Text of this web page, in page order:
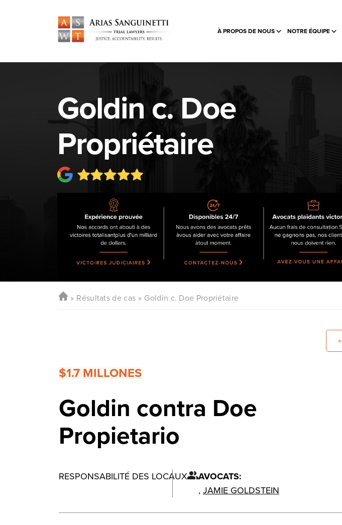
À PROPOS DE NOUS NOTRE ÉQUIPE
Goldin c. Doe
Propriétaire
Résultats de cas Goldin c. Doe Propriétaire
$1.7 MILLONES
Goldin contra Doe
Propietario
RESPONSABILITÉ DES LOCAUX
AVOCATS:
, JAMIE GOLDSTEIN